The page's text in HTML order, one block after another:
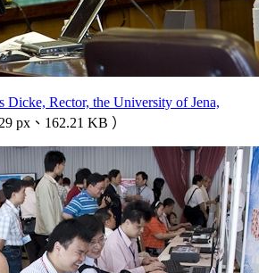
Dicke, Rector, the University of Jena,
px、162.21 KB ）